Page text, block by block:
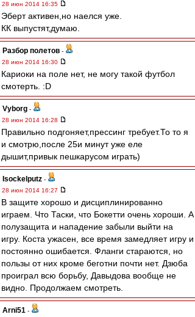
28 июн 2014 16:35
Эберт активен,но наелся уже.
КК выпустят,думаю.
Разбор полетов -
28 июн 2014 16:30
Кариоки на поле нет, не могу такой футбол
смотерть. :D
Vyborg -
28 июн 2014 16:28
Правильно подгоняет,прессинг требует.То то я
и смотрю,после 25и минут уже еле
дышит,привык пешкарусом играть)
Isockelputz -
28 июн 2014 16:27
В защите хорошо и дисциплинированно
играем. Что Таски, что Бокетти очень хороши. А
полузащита и нападение забыли выйти на
игру. Коста ужасен, все время замедляет игру и
постоянно ошибается. Фланги стараются, но
пользы от них кроме беготни почти нет. Дзюба
проиграл всю борьбу, Давыдова вообще не
видно. Продолжаем смотреть.
Arni51 -